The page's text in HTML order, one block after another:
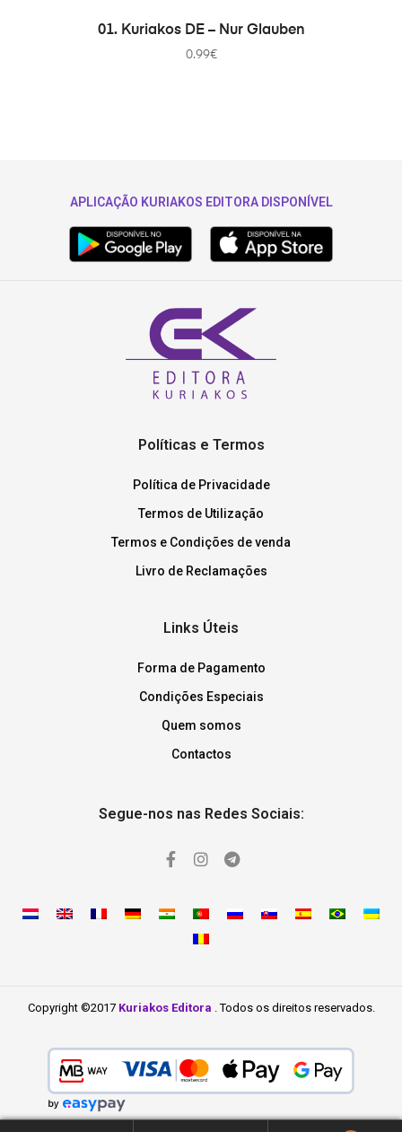
ADICIONAR
01. Kuriakos DE – Nur Glauben
0.99€
APLICAÇÃO KURIAKOS EDITORA DISPONÍVEL
Políticas e Termos
Política de Privacidade
Termos de Utilização
Termos e Condições de venda
Livro de Reclamações
Links Úteis
Forma de Pagamento
Condições Especiais
Quem somos
Contactos
Segue-nos nas Redes Sociais:
Copyright ©2017 Kuriakos Editora . Todos os direitos reservados.